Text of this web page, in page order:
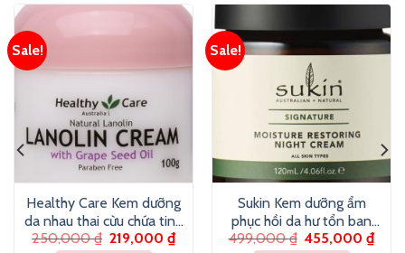
Sale!
Healthy Care Kem dưỡng
da nhau thai cừu chứa tinh
chất hạt nho (100g)
250,000₫ 219,000 ₫
Sale!
Sukin Kem dưỡng ẩm
phục hồi da hư tổn ban
đêm (120ml)
499,000₫ 455,000₫